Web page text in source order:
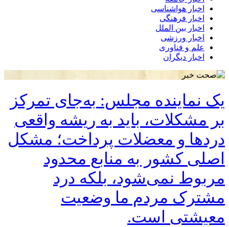
اخبار هواشناسی
اخبار فرهنگی
اخبار بین الملل
اخبار ورزشی
علم و فناوری
اخبار دیگران
یک نماینده مجلس: به‌جای تمرکز
بر مشکلات، باید به ریشه واقعی
دردها و معضلات پرداخت؛ مشکل
اصلی کشور به منابع محدود
مربوط نمی‌شود، بلکه درد
مشترک مردم ما وضعیت
معیشتی است.